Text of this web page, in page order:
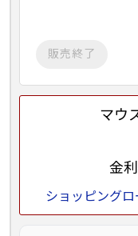
販売終了
マウ
金
ショッピング